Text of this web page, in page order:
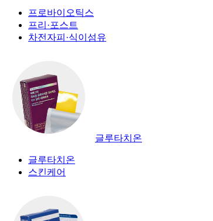
프로바이오틱스
프리·포스트
차전자피·식이섬유
글루타치온
글루타치온
스킨케어